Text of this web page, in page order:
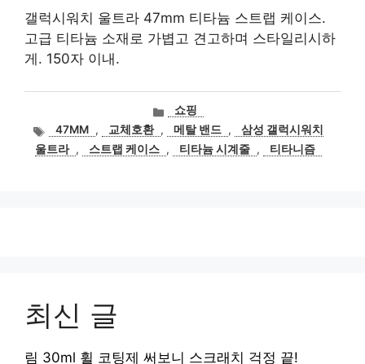
갤럭시워치 울트라 47mm 티타늄 스트랩 케이스.
고급 티타늄 소재로 가볍고 견고하며 스타일리시하
게. 150자 이내.
카
테
고
리
쇼핑
태
그
47MM , 교체호환 , 메탈 밴드 ,
삼성 갤럭시워치
울트라 , 스트랩 케이스 , 티타늄 시계줄 , 티타니즘
최신 글
림 30ml 휠 코팅제 써보니 스크래치 걱정 끝!